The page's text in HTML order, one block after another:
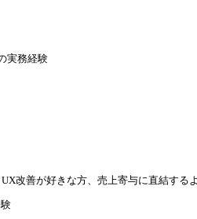
実務経験
改善が好きな方、売上寄与に直結する